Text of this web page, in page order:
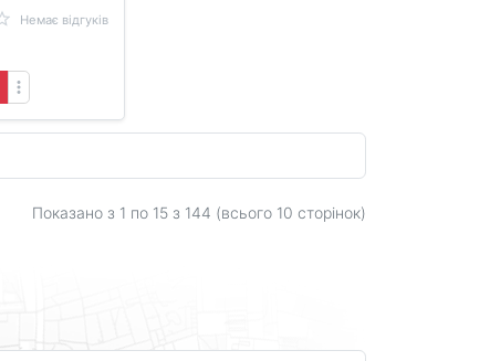
Немає відгуків
Показано з 1 по 15з 144 (всього 10 сторінок)